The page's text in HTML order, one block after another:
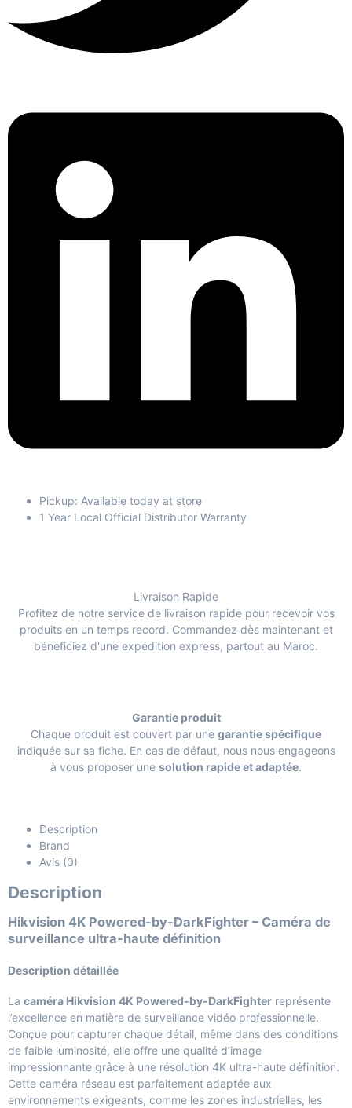
Pickup: Available today at store
1 Year Local Official Distributor Warranty
Livraison Rapide
Profitez de notre service de livraison rapide pour recevoir vos
produits en un temps record. Commandez dès maintenant et
bénéficiez d'une expédition express, partout au Maroc.
Garantie produit
Chaque produit est couvert par une garantie spécifique
indiquée sur sa fiche. En cas de défaut, nous nous engageons
à vous proposer une solution rapide et adaptée.
Description
Brand
Avis (0)
Description
Hikvision 4K Powered-by-DarkFighter – Caméra de
surveillance ultra-haute définition
Description détaillée
La caméra Hikvision 4K Powered-by-DarkFighter représente
l’excellence en matière de surveillance vidéo professionnelle.
Conçue pour capturer chaque détail, même dans des conditions
de faible luminosité, elle offre une qualité d’image
impressionnante grâce à une résolution 4K ultra-haute définition.
Cette caméra réseau est parfaitement adaptée aux
environnements exigeants, comme les zones industrielles, les